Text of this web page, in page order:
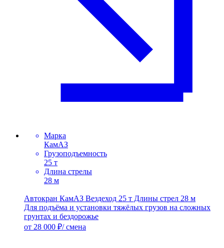
Марка
КамАЗ
Грузоподъемность
25 т
Длина стрелы
28 м
Автокран КамАЗ Вездеход 25 т Длины стрел 28 м
Для подъёма и установки тяжёлых грузов на сложных
грунтах и бездорожье
от 28 000 ₽/ смена